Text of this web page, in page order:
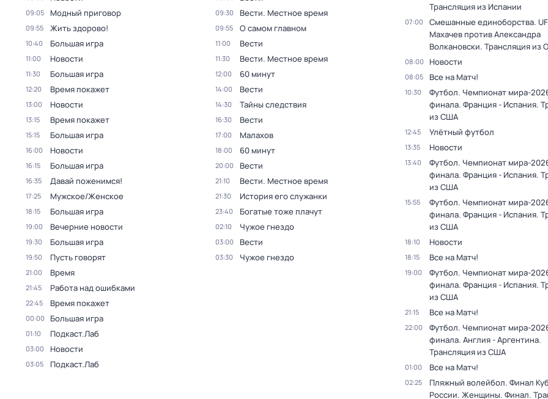
09:05 Модный приговор
09:55 Жить здорово!
10:40 Большая игра
11:00 Новости
11:30 Большая игра
12:20 Время покажет
13:00 Новости
13:15 Время покажет
15:15 Большая игра
16:00 Новости
16:15 Большая игра
16:35 Давай поженимся!
17:25 Мужское/Женское
18:15 Большая игра
19:00 Вечерние новости
19:30 Большая игра
19:50 Пусть говорят
21:00 Время
21:45 Работа над ошибками
22:45 Время покажет
00:00 Большая игра
01:10 Подкаст.Лаб
03:00 Новости
03:05 Подкаст.Лаб
09:30 Вести. Местное время
09:55 О самом главном
11:00 Вести
11:30 Вести. Местное время
12:00 60 минут
14:00 Вести
14:30 Тайны следствия
16:30 Вести
17:00 Малахов
18:00 60 минут
20:00 Вести
21:10 Вести. Местное время
21:30 История его служанки
23:40 Богатые тоже плачут
02:10 Чужое гнездо
03:00 Вести
03:30 Чужое гнездо
Трансляция из Испании
07:00
Смешанные единоборства.
Махачев против Александра
Волкановски. Трансляция из
08:00 Новости
08:05 Все на Матч!
10:30
Футбол. Чемпионат мира-
финала. Франция - Испания.
из США
12:45 Улётный футбол
13:35 Новости
13:40
Футбол. Чемпионат мира-
финала. Франция - Испания.
из США
15:55
Футбол. Чемпионат мира-
финала. Франция - Испания.
из США
18:10 Новости
18:15 Все на Матч!
19:00
Футбол. Чемпионат мира-
финала. Франция - Испания.
из США
21:15 Все на Матч!
22:00
Футбол. Чемпионат мира-
финала. Англия - Аргентина.
Трансляция из США
01:00 Все на Матч!
02:25
Пляжный волейбол. Финал
России. Женщины. Финал.